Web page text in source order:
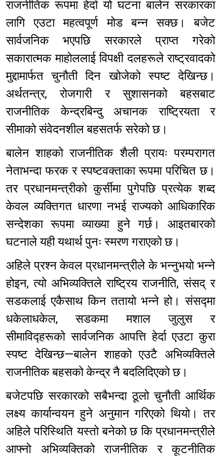
राजनीतिक रूपमा हेर्दा यो घटना बालेन सरकारका
लागि एउटा महत्वपूर्ण मोड बन्न सक्छ। बजेट
सार्वजनिक भएपछि सरकारले प्राप्त गरेको
सकारात्मक माहोललाई विपक्षी दलहरूले राष्ट्रवादको
मुद्दामार्फत चुनौती दिन खोजेको स्पष्ट देखिन्छ।
अर्थतन्त्र, रोजगारी र सुशासनको बहसबाट
राजनीतिक केन्द्रबिन्दु अचानक राष्ट्रियता र
सीमाको संवेदनशील बहसतर्फ सरेको छ।
बालेन शाहको राजनीतिक शैली प्रायः परम्परागत
नेताभन्दा फरक र स्पष्टवक्ताका रूपमा परिचित छ।
तर प्रधानमन्त्रीको कुर्सीमा पुगेपछि प्रत्येक शब्द
केवल व्यक्तिगत धारणा नभई राज्यको आधिकारिक
सन्देशका रूपमा व्याख्या हुने गर्छ। आइतबारको
घटनाले यही यथार्थ पुनः स्मरण गराएको छ।
अहिले प्रश्न केवल प्रधानमन्त्रीले के भन्नुभयो भन्ने
होइन, त्यो अभिव्यक्तिले राष्ट्रिय राजनीति, संसद् र
सडकलाई एकैसाथ किन ततायो भन्ने हो। संसद्मा
धकेलाधकेल, सडकमा मशाल जुलुस र
सीमाविद्हरूको सार्वजनिक आपत्ति हेर्दा एउटा कुरा
स्पष्ट देखिन्छ—बालेन शाहको एउटै अभिव्यक्तिले
राजनीतिक बहसको केन्द्र नै बदलिदिएको छ।
बजेटपछि सरकारको सबैभन्दा ठूलो चुनौती आर्थिक
लक्ष्य कार्यान्वयन हुने अनुमान गरिएको थियो। तर
अहिले परिस्थिति यस्तो बनेको छ कि प्रधानमन्त्रीले
आफ्नो अभिव्यक्तिको राजनीतिक र कूटनीतिक